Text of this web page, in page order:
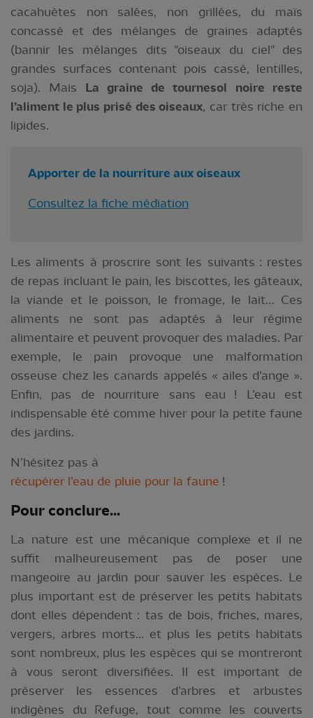
cacahuètes non salées, non grillées, du maïs
concassé et des mélanges de graines adaptés
(bannir les mélanges dits "oiseaux du ciel" des
grandes surfaces contenant pois cassé, lentilles,
soja). Mais La graine de tournesol noire reste
l’aliment le plus prisé des oiseaux, car très riche en
lipides.
Apporter de la nourriture aux oiseaux
Consultez la fiche médiation
Les aliments à proscrire sont les suivants : restes
de repas incluant le pain, les biscottes, les gâteaux,
la viande et le poisson, le fromage, le lait… Ces
aliments ne sont pas adaptés à leur régime
alimentaire et peuvent provoquer des maladies. Par
exemple, le pain provoque une malformation
osseuse chez les canards appelés « ailes d’ange ».
Enfin, pas de nourriture sans eau ! L’eau est
indispensable été comme hiver pour la petite faune
des jardins.
N’hésitez pas à
récupérer l’eau de pluie pour la faune !
Pour conclure...
La nature est une mécanique complexe et il ne
suffit malheureusement pas de poser une
mangeoire au jardin pour sauver les espèces. Le
plus important est de préserver les petits habitats
dont elles dépendent : tas de bois, friches, mares,
vergers, arbres morts... et plus les petits habitats
sont nombreux, plus les espèces qui se montreront
à vous seront diversifiées. Il est important de
préserver les essences d’arbres et arbustes
indigènes du Refuge, tout comme les couverts